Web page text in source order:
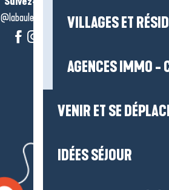
VILLAGES ET
AGENCES IMMO -
VENIR ET SE
IDÉES SÉJOUR
@labauleguérande